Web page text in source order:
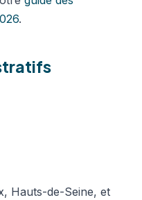
.
Hauts-de-Seine, et